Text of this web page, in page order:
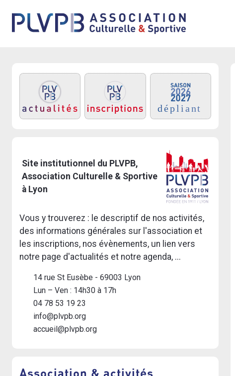
Site institutionnel du PLVPB,
Association Culturelle & Sportive
à Lyon
Vous y trouverez : le descriptif de nos activités,
des informations générales sur l'association et
les inscriptions, nos évènements, un lien vers
notre page d'actualités et notre agenda, ...
14 rue St Eusèbe - 69003 Lyon
Lun – Ven : 14h30 à 17h
04 78 53 19 23
info@plvpb.org
accueil@plvpb.org
Association & activités